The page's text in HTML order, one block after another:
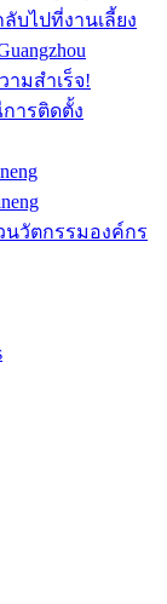
บไปที่งานเลี้ยง
ามสำเร็จ!
ารติดตั้ง
นวัตกรรมองค์กร